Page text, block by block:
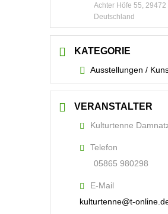
Achter Höfe 55, 29472
Deutschland
KATEGORIE
Ausstellungen /
VERANSTALTER
Kulturtenne
Telefon
05865 980298
E-Mail
kulturtenne@t-